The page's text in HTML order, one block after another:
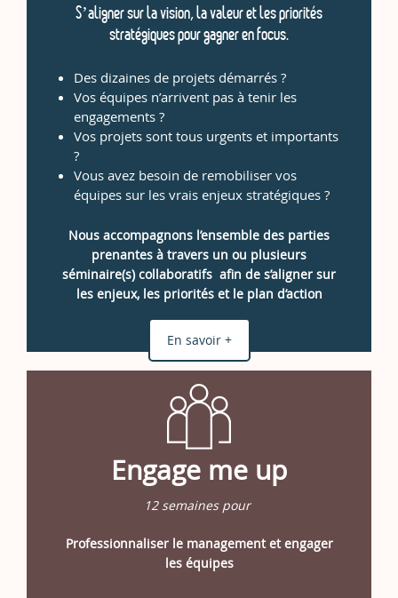
S’aligner sur la vision, la valeur et les priorités
stratégiques pour gagner en focus.
Des dizaines de projets démarrés ?
Vos équipes n’arrivent pas à tenir les
engagements ?
Vos projets sont tous urgents et importants
?
Vous avez besoin de remobiliser vos
équipes sur les vrais enjeux stratégiques ?
Nous accompagnons l’ensemble des parties
prenantes à travers un ou plusieurs
séminaire(s) collaboratifs afin de s’aligner sur
les enjeux, les priorités et le plan d’action
En savoir +
Engage me up
12 semaines pour
Professionnaliser le management et engager
les équipes